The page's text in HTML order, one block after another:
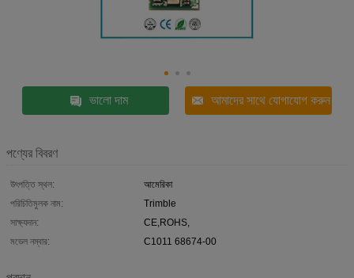
ভালো দাম আমাদের সাথে যোগাযোগ করুন
পণ্যের বিবরণ
উৎপত্তি স্থল:
আমেরিকা
পরিচিতিমুলক নাম:
Trimble
সাক্ষ্যদান:
CE,ROHS,
মডেল নম্বার:
C1011 68674-00